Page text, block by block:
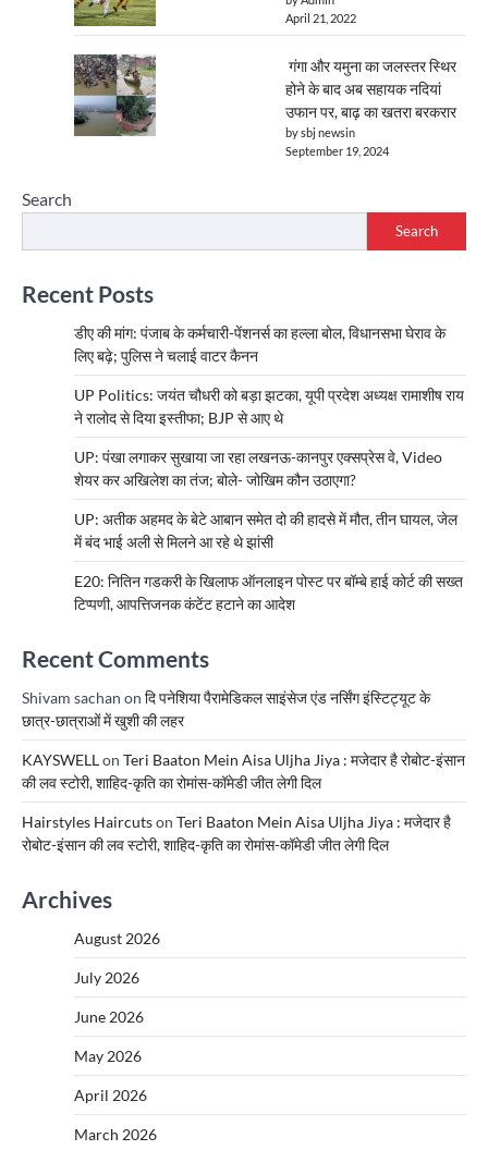
April 21, 2022
गंगा और यमुना का जलस्तर स्थिर
होने के बाद अब सहायक नदियां
उफान पर, बाढ़ का खतरा बरकरार
by sbj newsin
September 19, 2024
Search
Search
Recent Posts
डीए की मांग: पंजाब के कर्मचारी-पेंशनर्स का हल्ला बोल, विधानसभा घेराव के
लिए बढ़े; पुलिस ने चलाई वाटर कैनन
UP Politics: जयंत चौधरी को बड़ा झटका, यूपी प्रदेश अध्यक्ष रामाशीष राय
ने रालोद से दिया इस्तीफा; BJP से आए थे
UP: पंखा लगाकर सुखाया जा रहा लखनऊ-कानपुर एक्सप्रेस वे, Video
शेयर कर अखिलेश का तंज; बोले- जोखिम कौन उठाएगा?
UP: अतीक अहमद के बेटे आबान समेत दो की हादसे में मौत, तीन घायल, जेल
में बंद भाई अली से मिलने आ रहे थे झांसी
E20: नितिन गडकरी के खिलाफ ऑनलाइन पोस्ट पर बॉम्बे हाई कोर्ट की सख्त
टिप्पणी, आपत्तिजनक कंटेंट हटाने का आदेश
Recent Comments
Shivam sachan on दि पनेशिया पैरामेडिकल साइंसेज एंड नर्सिंग इंस्टिट्यूट के
छात्र-छात्राओं में खुशी की लहर
KAYSWELLon Teri Baaton Mein Aisa Uljha Jiya : मजेदार है रोबोट-इंसान
की लव स्टोरी, शाहिद-कृति का रोमांस-कॉमेडी जीत लेगी दिल
Hairstyles Haircutson Teri Baaton Mein Aisa Uljha Jiya : मजेदार है
रोबोट-इंसान की लव स्टोरी, शाहिद-कृति का रोमांस-कॉमेडी जीत लेगी दिल
Archives
August 2026
July 2026
June 2026
May 2026
April 2026
March 2026